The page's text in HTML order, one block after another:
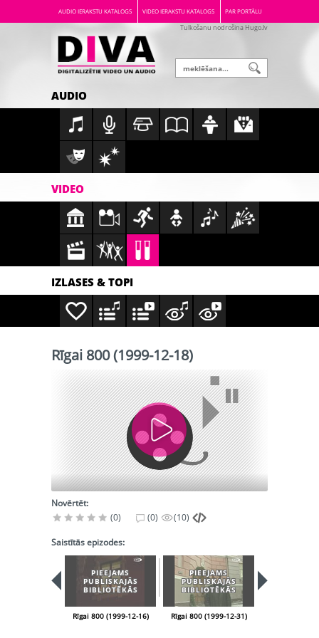
AUDIO IERAKSTU KATALOGS VIDEO IERAKSTU KATALOGS PAR PORTĀLU
Tulkošanu nodrošina Hugo.lv
AUDIO
VIDEO
IZLASES & TOPI
Rīgai 800 (1999-12-18)
Novērtēt:
(0)
(0) (10)
Saistītās epizodes:
PIEEJAMS
PUBLISKAJĀS
BIBLIOTĒKĀS
Rīgai 800 (1999-12-16)
PIEEJAMS
PUBLISKAJĀS
BIBLIOTĒKĀS
Rīgai 800 (1999-12-31)